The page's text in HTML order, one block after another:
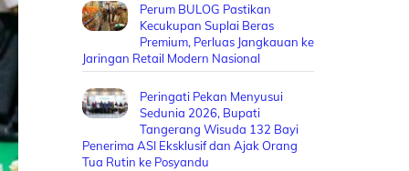
Perum BULOG Pastikan
Kecukupan Suplai Beras
Premium, Perluas Jangkauan ke
Jaringan Retail Modern Nasional
Peringati Pekan Menyusui
Sedunia 2026, Bupati
Tangerang Wisuda 132 Bayi
Penerima ASI Eksklusif dan Ajak Orang
Tua Rutin ke Posyandu